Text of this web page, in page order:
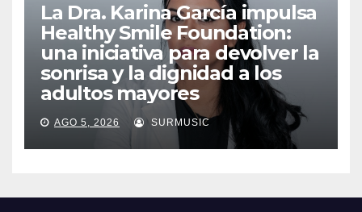
La Dra. Karina García impulsa
Healthy Smile Foundation:
una iniciativa para devolver la
sonrisa y la dignidad a los
adultos mayores
AGO 5, 2026 SURMUSIC